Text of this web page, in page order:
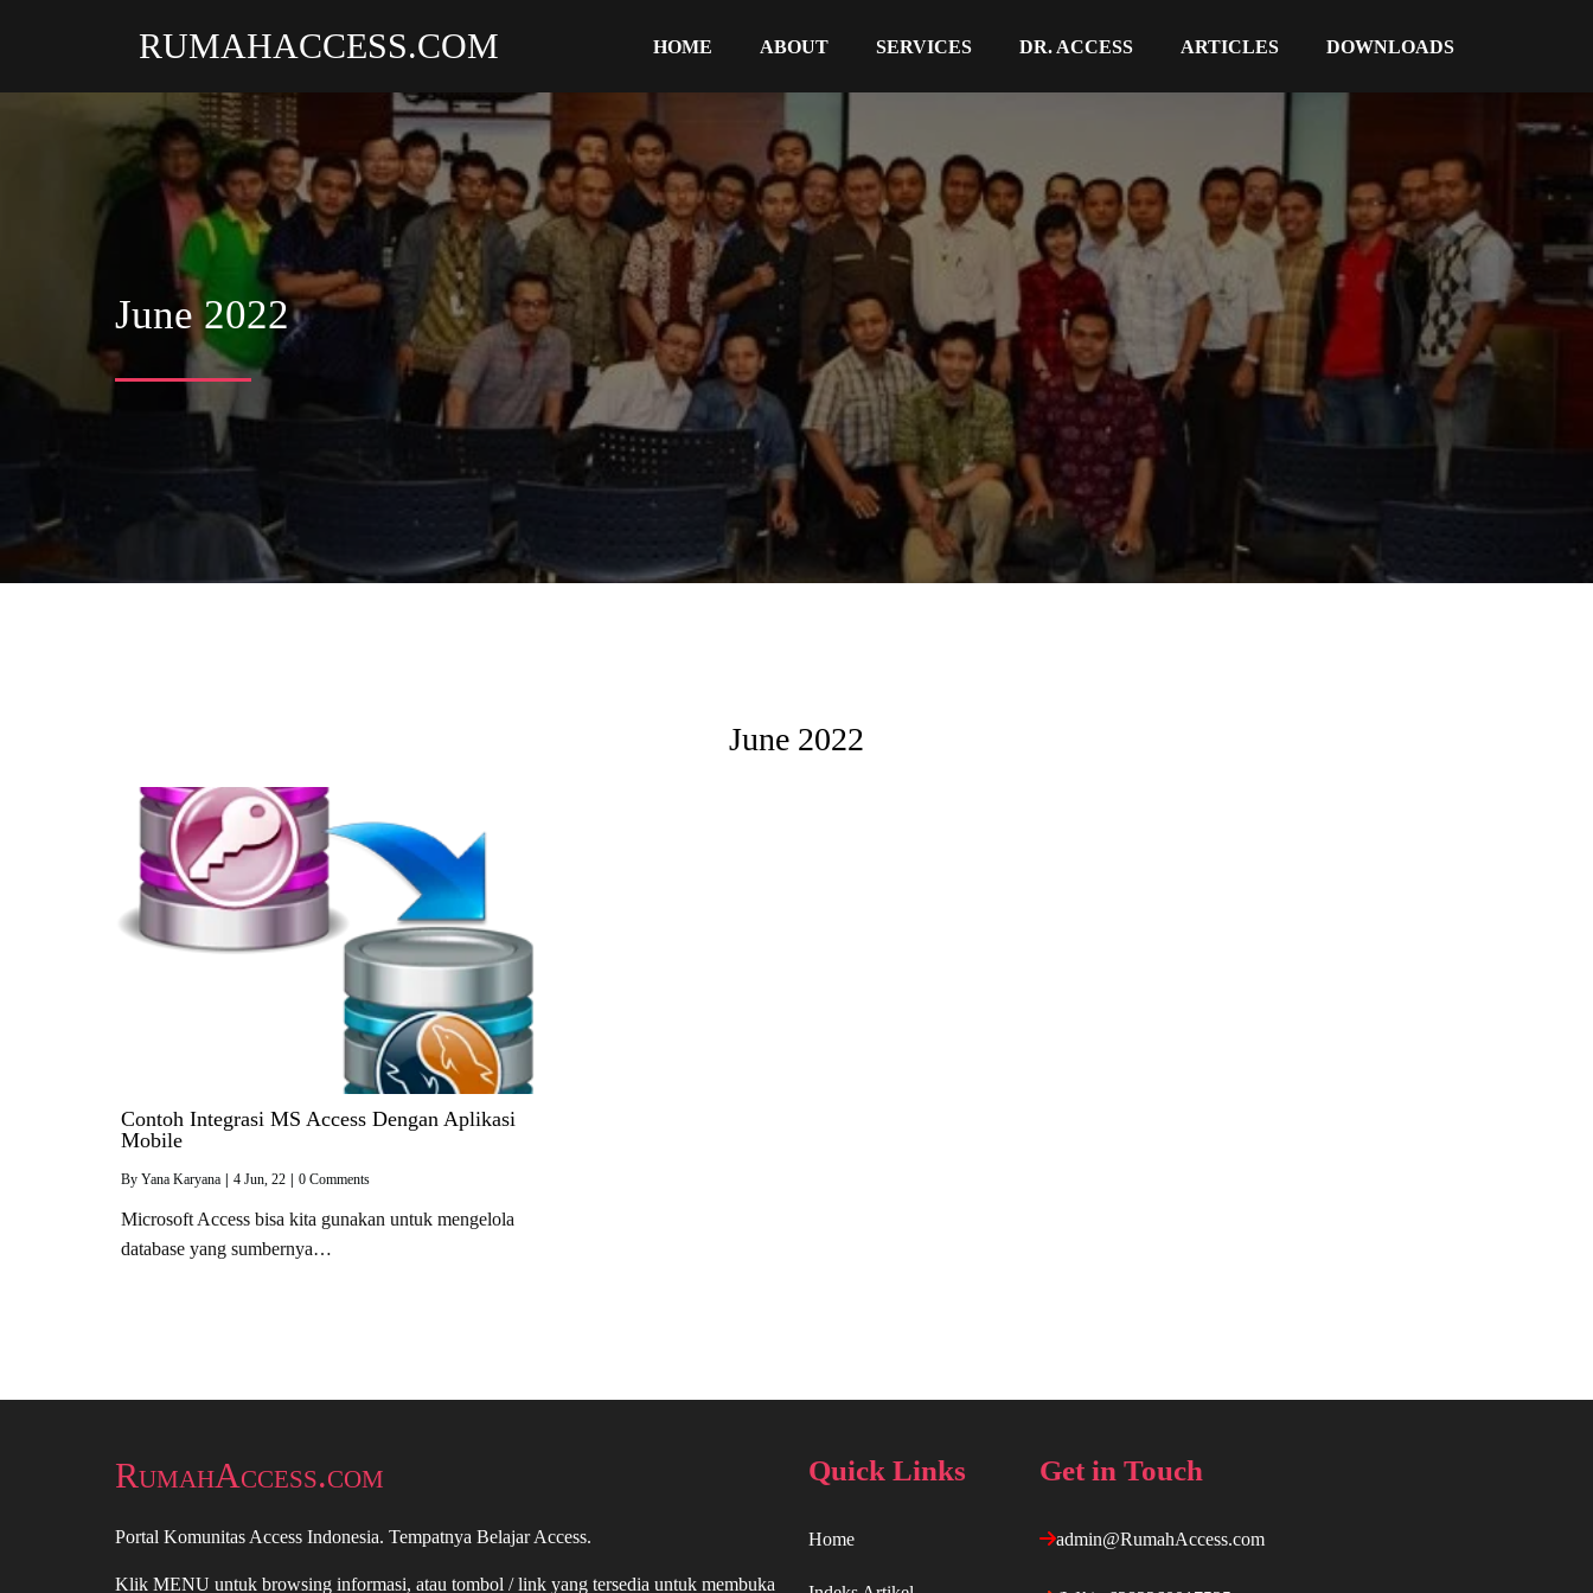
RUMAHACCESS.COM HOME ABOUT SERVICES DR. ACCESS ARTICLES DOWNLOADS
June 2022
June 2022
Contoh Integrasi MS Access Dengan Aplikasi
Mobile
By Yana Karyana 4 Jun, 22 0 Comments
Microsoft Access bisa kita gunakan untuk mengelola
database yang sumbernya…
RumahAccess.com
Portal Komunitas Access Indonesia. Tempatnya Belajar Access.
Klik MENU untuk browsing informasi, atau tombol / link yang tersedia untuk membuka
Quick Links
Home
Get in Touch
admin@RumahAccess.com